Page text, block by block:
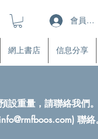
會員登入
網上書店 信息分享
重量，請聯絡我們。
) 聯絡